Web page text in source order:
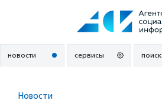
новости сервисы поиск
Новости